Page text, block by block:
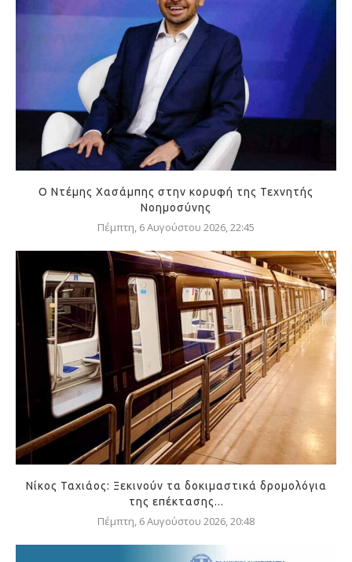
Ο Ντέμης Χασάμπης στην κορυφή της Τεχνητής
Νοημοσύνης
Πέμπτη, 6 Αυγούστου 2026, 22:45
Νίκος Ταχιάος: Ξεκινούν τα δοκιμαστικά δρομολόγια
της επέκτασης...
Πέμπτη, 6 Αυγούστου 2026, 20:48